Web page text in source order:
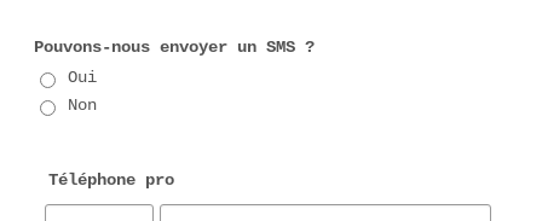
Pouvons-nous envoyer un SMS ?
Oui
Non
Téléphone pro